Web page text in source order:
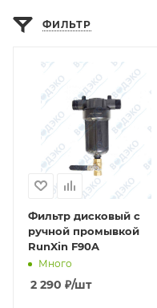
ФИЛЬТР
Фильтр дисковый с
ручной промывкой
RunXin F90A
Много
2 290 ₽/шт